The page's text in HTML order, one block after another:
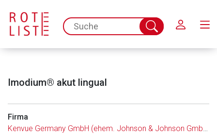
spc.search.input.placeholder
Suche
abschicken
Imodium® akut lingual
Firma
Kenvue Germany GmbH (ehem. Johnson & Johnson GmbH)